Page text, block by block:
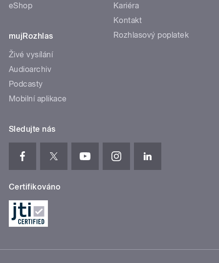
eShop
mujRozhlas
Živé vysílání
Audioarchiv
Podcasty
Mobilní aplikace
Kariéra
Kontakt
Rozhlasový poplatek
Sledujte nás
Certifikováno